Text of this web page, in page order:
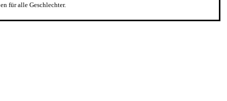
für alle Geschlechter.